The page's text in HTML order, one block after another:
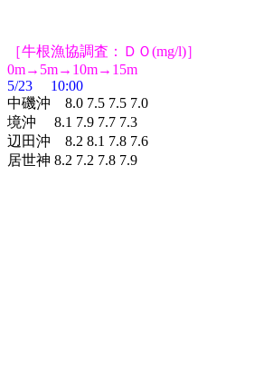
［牛根漁協調査：ＤＯ(mg/l)］
0m→5m→10m→15m
5/23 10:00
中磯沖 8.0 7.5 7.5 7.0
境沖 8.1 7.9 7.7 7.3
辺田沖 8.2 8.1 7.8 7.6
居世神 8.2 7.2 7.8 7.9